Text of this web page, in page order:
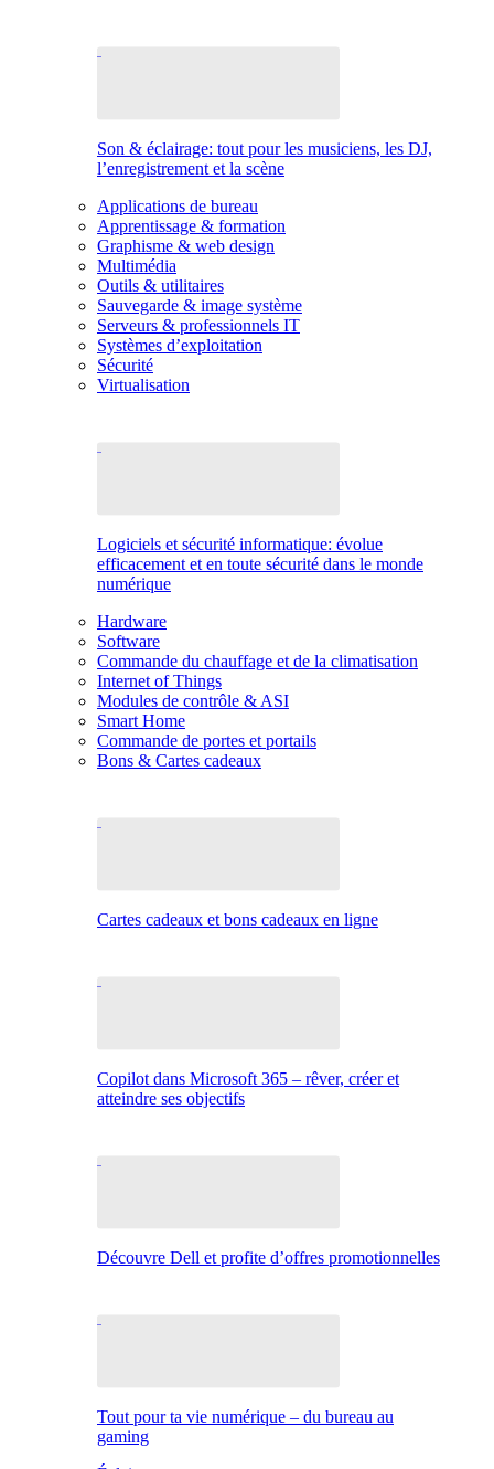
Son & éclairage: tout pour les musiciens, les DJ,
l’enregistrement et la scène
Applications de bureau
Apprentissage & formation
Graphisme & web design
Multimédia
Outils & utilitaires
Sauvegarde & image système
Serveurs & professionnels IT
Systèmes d’exploitation
Sécurité
Virtualisation
Logiciels et sécurité informatique: évolue
efficacement et en toute sécurité dans le monde
numérique
Hardware
Software
Commande du chauffage et de la climatisation
Internet of Things
Modules de contrôle & ASI
Smart Home
Commande de portes et portails
Bons & Cartes cadeaux
Cartes cadeaux et bons cadeaux en ligne
Copilot dans Microsoft 365 – rêver, créer et
atteindre ses objectifs
Découvre Dell et profite d’offres promotionnelles
Tout pour ta vie numérique – du bureau au
gaming